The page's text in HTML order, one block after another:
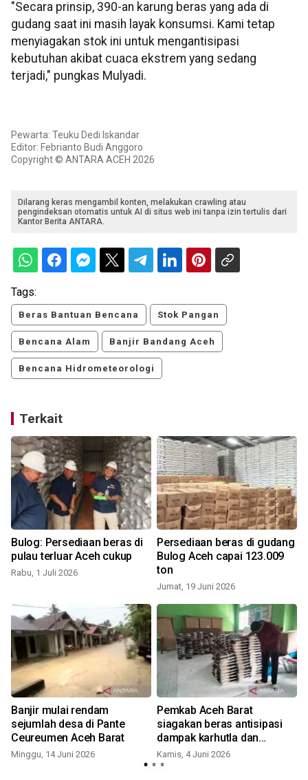
"Secara prinsip, 390-an karung beras yang ada di
gudang saat ini masih layak konsumsi. Kami tetap
menyiagakan stok ini untuk mengantisipasi
kebutuhan akibat cuaca ekstrem yang sedang
terjadi," pungkas Mulyadi.
Pewarta: Teuku Dedi Iskandar
Editor: Febrianto Budi Anggoro
Copyright © ANTARA ACEH 2026
Dilarang keras mengambil konten, melakukan crawling atau
pengindeksan otomatis untuk AI di situs web ini tanpa izin tertulis dari
Kantor Berita ANTARA.
Tags:
Beras Bantuan Bencana Stok Pangan
Bencana Alam Banjir Bandang Aceh
Bencana Hidrometeorologi
Terkait
Bulog: Persediaan beras di
pulau terluar Aceh cukup
Rabu, 1 Juli 2026
Persediaan beras di gudang
Bulog Aceh capai 123.009
ton
Jumat, 19 Juni 2026
Banjir mulai rendam
sejumlah desa di Pante
Ceureumen Aceh Barat
Minggu, 14 Juni 2026
Pemkab Aceh Barat
siagakan beras antisipasi
dampak karhutla dan
bencana
Kamis, 4 Juni 2026